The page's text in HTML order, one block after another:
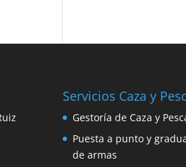
Servicios Caza y
Gestoría de Caza y
Puesta a punto y
de armas